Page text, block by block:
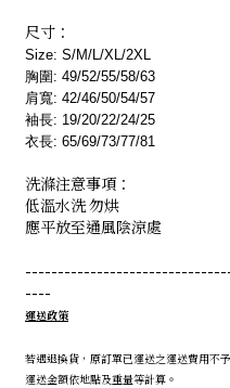
尺寸：
Size: S/M/L/XL/2XL
胸圍: 49/52/55/58/63
肩寬: 42/46/50/54/57
袖長: 19/20/22/24/25
衣長: 65/69/73/77/81
洗滌注意事項：
低溫水洗勿烘
應平放至通風陰涼處
----
運送政策
若遇退換貨，原訂單已運送之運送費用不
運送金額依地點及重量等計算。